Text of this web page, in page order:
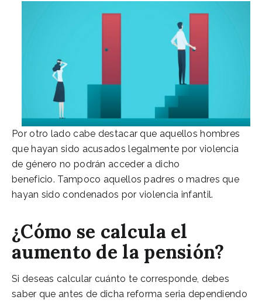
Por otro lado cabe destacar que aquellos hombres
que hayan sido acusados legalmente por violencia
de género no podrán acceder a dicho
beneficio. Tampoco aquellos padres o madres que
hayan sido condenados por violencia infantil.
¿Cómo se calcula el
aumento de la pensión?
Si deseas calcular cuánto te corresponde, debes
saber que antes de dicha reforma seria dependiendo